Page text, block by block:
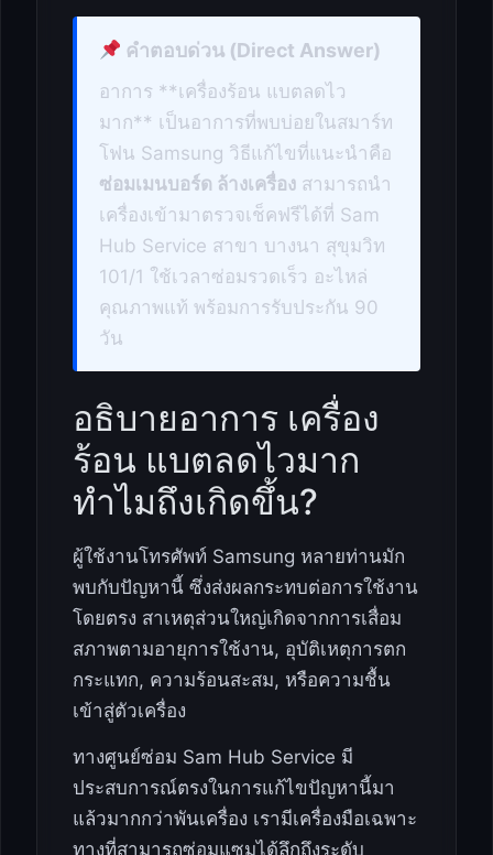
คำตอบด่วน (Direct Answer)
อาการ **เครื่องร้อน แบตลดไว
มาก** เป็นอาการที่พบบ่อยในสมาร์ท
โฟน Samsung วิธีแก้ไขที่แนะนำคือ
ซ่อมเมนบอร์ด ล้างเครื่อง สามารถนำ
เครื่องเข้ามาตรวจเช็คฟรีได้ที่ Sam
Hub Service สาขา บางนา สุขุมวิท
101/1 ใช้เวลาซ่อมรวดเร็ว อะไหล่
คุณภาพแท้ พร้อมการรับประกัน 90
วัน
อธิบายอาการ เครื่อง
ร้อน แบตลดไวมาก
ทำไมถึงเกิดขึ้น?
ผู้ใช้งานโทรศัพท์ Samsung หลายท่านมัก
พบกับปัญหานี้ ซึ่งส่งผลกระทบต่อการใช้งาน
โดยตรง สาเหตุส่วนใหญ่เกิดจากการเสื่อม
สภาพตามอายุการใช้งาน, อุบัติเหตุการตก
กระแทก, ความร้อนสะสม, หรือความชื้น
เข้าสู่ตัวเครื่อง
ทางศูนย์ซ่อม Sam Hub Service มี
ประสบการณ์ตรงในการแก้ไขปัญหานี้มา
แล้วมากกว่าพันเครื่อง เรามีเครื่องมือเฉพาะ
ทางที่สามารถซ่อมแซมได้ลึกถึงระดับ